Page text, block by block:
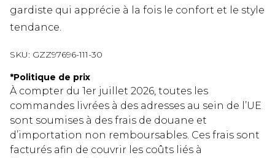
gardiste qui apprécie à la fois le confort et le style
tendance.
SKU: GZZ97696-111-30
*Politique de prix
À compter du 1er juillet 2026, toutes les
commandes livrées à des adresses au sein de l’UE
sont soumises à des frais de douane et
d’importation non remboursables. Ces frais sont
facturés afin de couvrir les coûts liés à